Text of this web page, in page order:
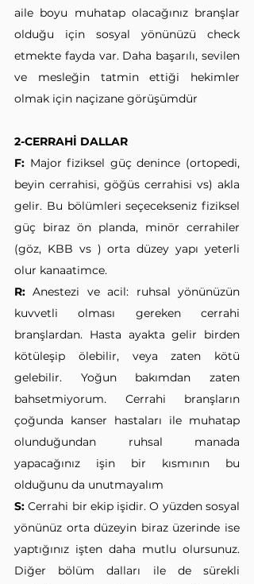
aile boyu muhatap olacağınız branşlar
olduğu için sosyal yönünüzü check
etmekte fayda var. Daha başarılı, sevilen
ve mesleğin tatmin ettiği hekimler
olmak için naçizane görüşümdür
2-CERRAHİ DALLAR
F: Major fiziksel güç denince (ortopedi,
beyin cerrahisi, göğüs cerrahisi vs) akla
gelir. Bu bölümleri seçecekseniz fiziksel
güç biraz ön planda, minör cerrahiler
(göz, KBB vs ) orta düzey yapı yeterli
olur kanaatimce.
R: Anestezi ve acil: ruhsal yönünüzün
kuvvetli olması gereken cerrahi
branşlardan. Hasta ayakta gelir birden
kötüleşip ölebilir, veya zaten kötü
gelebilir. Yoğun bakımdan zaten
bahsetmiyorum. Cerrahi branşların
çoğunda kanser hastaları ile muhatap
olunduğundan ruhsal manada
yapacağınız işin bir kısmının bu
olduğunu da unutmayalım
S: Cerrahi bir ekip işidir. O yüzden sosyal
yönünüz orta düzeyin biraz üzerinde ise
yaptığınız işten daha mutlu olursunuz.
Diğer bölüm dalları ile de sürekli